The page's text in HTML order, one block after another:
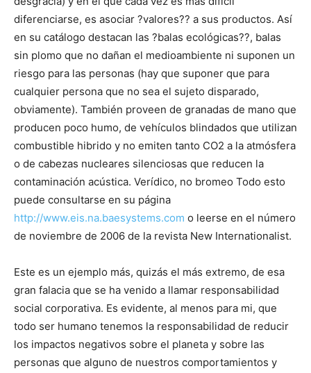
diferenciarse, es asociar ?valores?? a sus productos. Así
en su catálogo destacan las ?balas ecológicas??, balas
sin plomo que no dañan el medioambiente ni suponen un
riesgo para las personas (hay que suponer que para
cualquier persona que no sea el sujeto disparado,
obviamente). También proveen de granadas de mano que
producen poco humo, de vehículos blindados que utilizan
combustible hibrido y no emiten tanto CO2 a la atmósfera
o de cabezas nucleares silenciosas que reducen la
contaminación acústica. Verídico, no bromeo Todo esto
puede consultarse en su página
http://www.eis.na.baesystems.com o leerse en el número
de noviembre de 2006 de la revista New Internationalist.
Este es un ejemplo más, quizás el más extremo, de esa
gran falacia que se ha venido a llamar responsabilidad
social corporativa. Es evidente, al menos para mi, que
todo ser humano tenemos la responsabilidad de reducir
los impactos negativos sobre el planeta y sobre las
personas que alguno de nuestros comportamientos y